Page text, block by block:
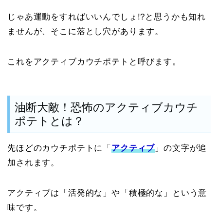
じゃあ運動をすればいいんでしょ!?と思うかも知れ
ませんが、そこに落とし穴があります。
これをアクティブカウチポテトと呼びます。
油断大敵！恐怖のアクティブカウチ
ポテトとは？
先ほどのカウチポテトに「アクティブ 」の文字が追
加されます。
アクティブは「活発的な」や「積極的な」という意
味です。